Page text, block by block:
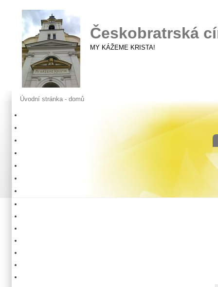
Českobratrská
MY KÁŽEME KRISTA!
Úvodní stránka - domů